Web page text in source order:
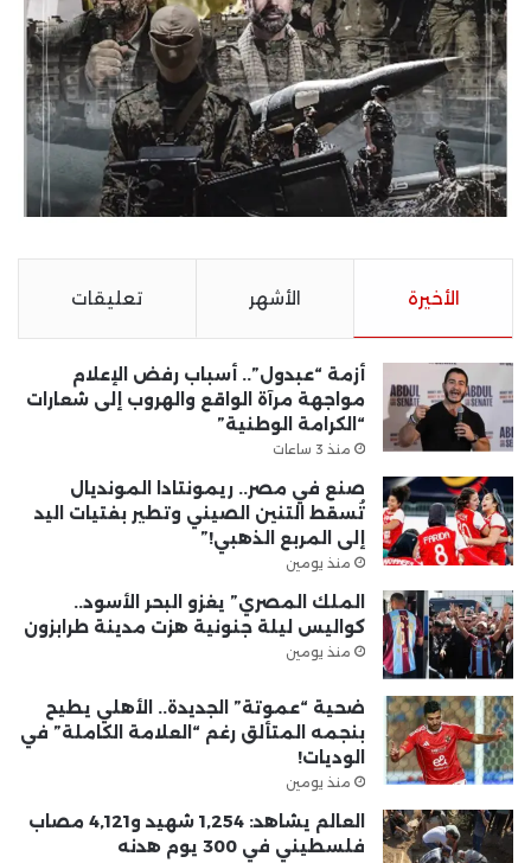
الأخيرة الأشهر تعليقات
أزمة “عبدول”.. أسباب رفض الإعلام
مواجهة مرآة الواقع والهروب إلى شعارات
“الكرامة الوطنية”
منذ 3 ساعات
صنع في مصر.. ريمونتادا المونديال
تُسقط التنين الصيني وتطير بفتيات اليد
إلى المربع الذهبي!”
منذ يومين
الملك المصري” يغزو البحر الأسود..
كواليس ليلة جنونية هزت مدينة طرابزون
منذ يومين
ضحية “عموتة” الجديدة.. الأهلي يطيح
بنجمه المتألق رغم “العلامة الكاملة” في
الوديات!
منذ يومين
العالم يشاهد: 1,254 شهيد و4,121 مصاب
فلسطيني في 300 يوم هدنه